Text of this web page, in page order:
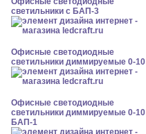
светильники с БАП-3
Офисные светодиодные
светильники диммируемые 0-10
Офисные светодиодные
светильники диммируемые 0-10
БАП-1